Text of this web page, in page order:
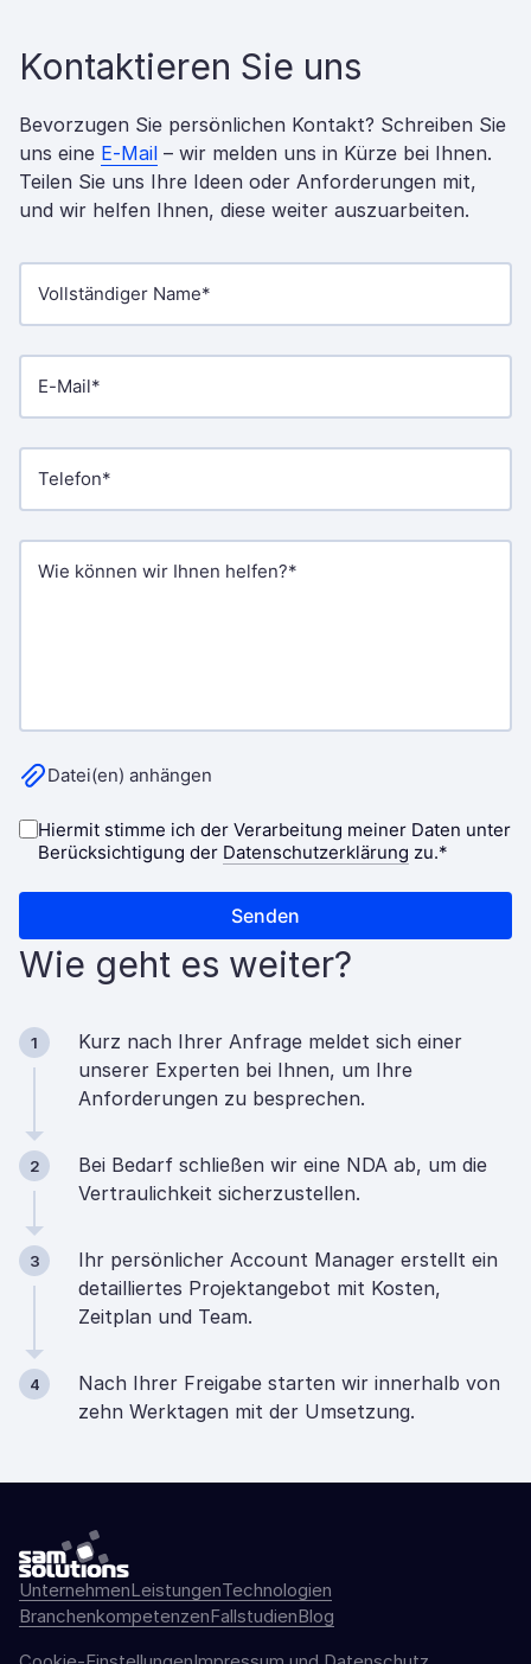
Kontaktieren Sie uns
Bevorzugen Sie persönlichen Kontakt? Schreiben Sie
uns eine E-Mail – wir melden uns in Kürze bei Ihnen.
Teilen Sie uns Ihre Ideen oder Anforderungen mit,
und wir helfen Ihnen, diese weiter auszuarbeiten.
Wie geht es weiter?
1
Kurz nach Ihrer Anfrage meldet sich einer
unserer Experten bei Ihnen, um Ihre
Anforderungen zu besprechen.
2
Bei Bedarf schließen wir eine NDA ab, um die
Vertraulichkeit sicherzustellen.
3
Ihr persönlicher Account Manager erstellt ein
detailliertes Projektangebot mit Kosten,
Zeitplan und Team.
4
Nach Ihrer Freigabe starten wir innerhalb von
zehn Werktagen mit der Umsetzung.
UnternehmenLeistungenTechnologien
BranchenkompetenzenFallstudienBlog